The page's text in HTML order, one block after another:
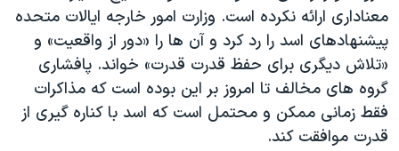
معناداری ارائه نکرده است. وزارت امور خارجه ایالات متحده
پیشنهادهای اسد را رد کرد و آن ها را «دور از واقعیت» و
«تلاش دیگری برای حفظ قدرت قدرت» خواند. پافشاری
گروه های مخالف تا امروز بر این بوده است که مذاکرات
فقط زمانی ممکن و محتمل است که اسد با کناره گیری از
قدرت موافقت کند.